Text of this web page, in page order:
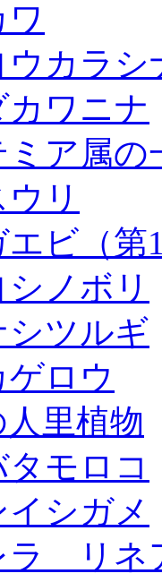
ウカラシ
カワニナ
ア属の
リ
エビ（
ノボリ
シツルギ
ゲロウ
人里植物
タモロコ
イシガメ
ラ リネ